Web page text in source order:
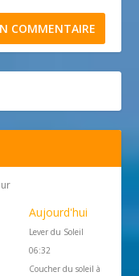
Aujourd'hui
Lever du Soleil
06:32
Coucher du soleil à